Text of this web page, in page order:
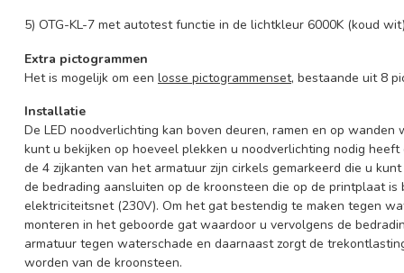
5) OTG-KL-7 met autotest functie in de lichtkleur 6000K (koud
Extra pictogrammen
Het is mogelijk om een losse pictogrammenset, bestaande uit 8
Installatie
De LED noodverlichting kan boven deuren, ramen en op
kunt u bekijken op hoeveel plekken u noodverlichting nodig
de 4 zijkanten van het armatuur zijn cirkels gemarkeerd die u
de bedrading aansluiten op de kroonsteen die op de printplaat
elektriciteitsnet (230V). Om het gat bestendig te maken tegen
monteren in het geboorde gat waardoor u vervolgens de
armatuur tegen waterschade en daarnaast zorgt de
worden van de kroonsteen.